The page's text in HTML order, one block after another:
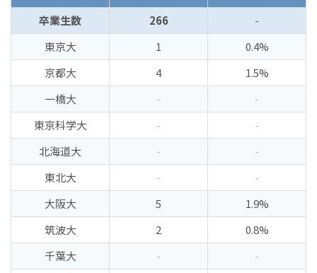
卒業生数 266
-
東京大
1
0.4%
京都大
4
1.5%
一橋大
-
-
東京科学大
-
-
北海道大
-
-
東北大
-
-
大阪大
5
1.9%
筑波大
2
0.8%
千葉大
-
-